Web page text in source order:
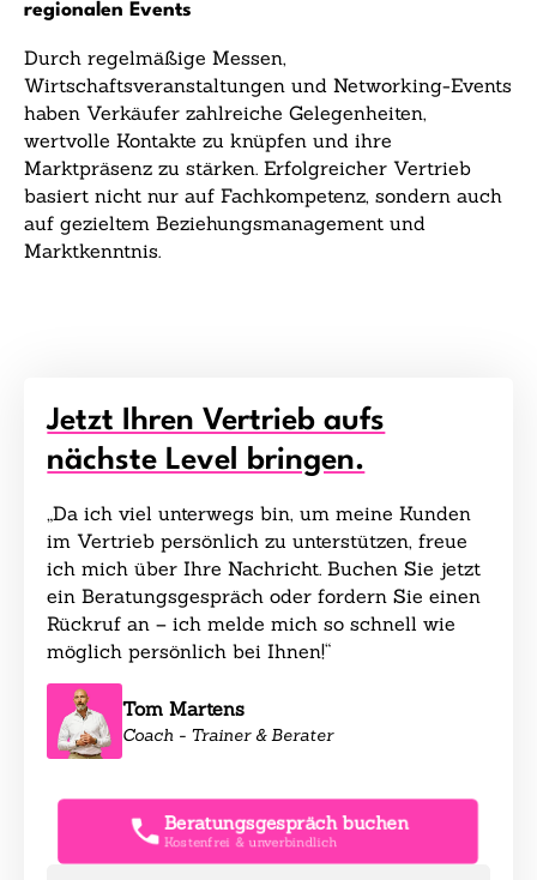
regionalen Events
Durch regelmäßige Messen,
Wirtschaftsveranstaltungen und Networking-Events
haben Verkäufer zahlreiche Gelegenheiten,
wertvolle Kontakte zu knüpfen und ihre
Marktpräsenz zu stärken. Erfolgreicher Vertrieb
basiert nicht nur auf Fachkompetenz, sondern auch
auf gezieltem Beziehungsmanagement und
Marktkenntnis.
Jetzt Ihren Vertrieb aufs
nächste Level bringen.
„Da ich viel unterwegs bin, um meine Kunden
im Vertrieb persönlich zu unterstützen, freue
ich mich über Ihre Nachricht. Buchen Sie jetzt
ein Beratungsgespräch oder fordern Sie einen
Rückruf an – ich melde mich so schnell wie
möglich persönlich bei Ihnen!“
Tom Martens
Coach - Trainer & Berater
Beratungsgespräch buchen
Kostenfrei & unverbindlich